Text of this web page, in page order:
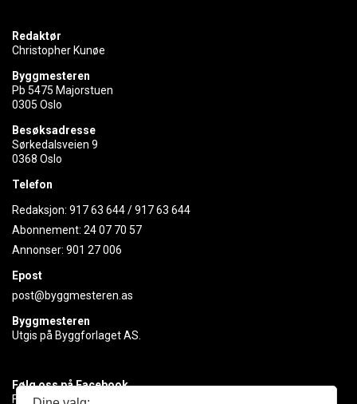
Redaktør
Christopher Kunøe
Byggmesteren
Pb 5475 Majorstuen
0305 Oslo
Besøksadresse
Sørkedalsveien 9
0368 Oslo
Telefon
Redaksjon: 917 63 644/917 63 644
Abonnement: 24 07 70 57
Annonser: 901 27 006
Epost
post@byggmesteren.as
Byggmesteren
Utgis på Byggforlaget AS.
Følg oss på Facebook
Få med deg det siste innen byggebransjen